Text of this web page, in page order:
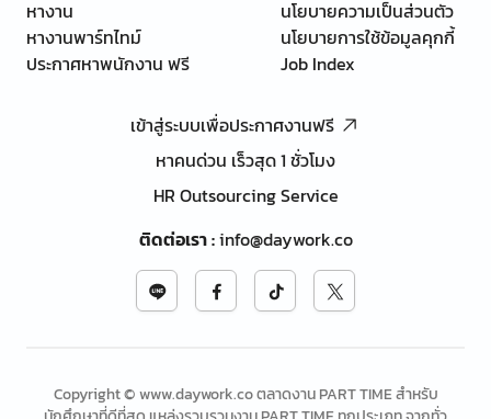
หางาน
หางานพาร์ทไทม์
ประกาศหาพนักงาน ฟรี
นโยบายความเป็นส่วนตัว
นโยบายการใช้ข้อมูลคุกกี้
Job Index
เข้าสู่ระบบเพื่อประกาศงานฟรี
หาคนด่วน เร็วสุด 1 ชั่วโมง
HR Outsourcing Service
ติดต่อเรา:info@daywork.co
Copyright © www.daywork.co ตลาดงาน PART TIME สำหรับ